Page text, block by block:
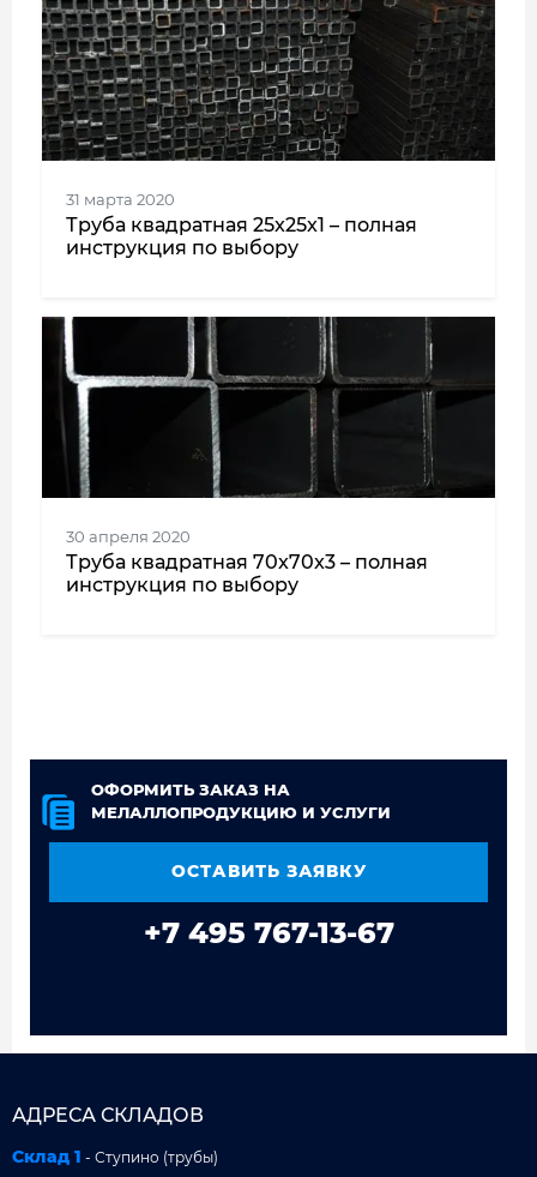
31 марта 2020
Труба квадратная 25x25x1 – полная
инструкция по выбору
30 апреля 2020
Труба квадратная 70x70x3 – полная
инструкция по выбору
ОФОРМИТЬ ЗАКАЗ НА
МЕЛАЛЛОПРОДУКЦИЮ И УСЛУГИ
ОСТАВИТЬ ЗАЯВКУ
+7 495 767-13-67
АДРЕСА СКЛАДОВ
Склад 1 - Ступино (трубы)